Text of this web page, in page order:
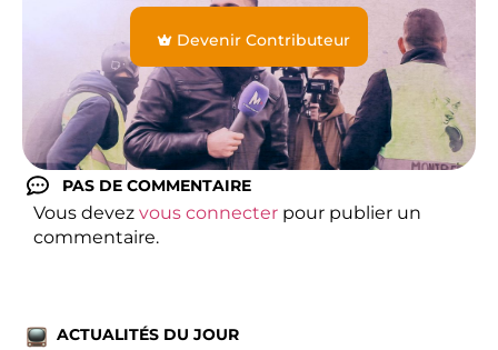
Devenir Contributeur
PAS DE COMMENTAIRE
Vous devez vous connecter pour publier un
commentaire.
ACTUALITÉS DU JOUR